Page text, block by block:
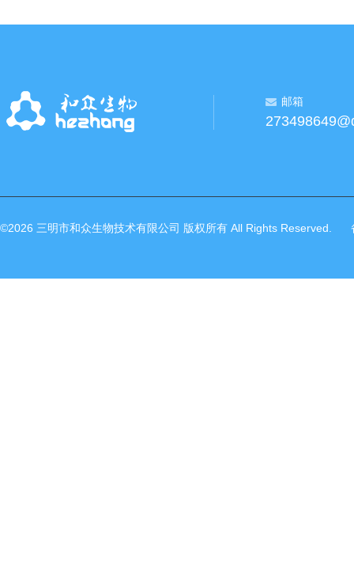
邮箱
©2026 三明市和众生物技术有限公司 版权所有 All Rights Reserved.